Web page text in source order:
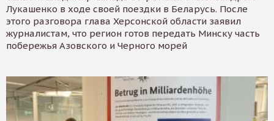
Лукашенко в ходе своей поездки в Беларусь. После
этого разговора глава Херсонской области заявил
журналистам, что регион готов передать Минску часть
побережья Азовского и Черного морей